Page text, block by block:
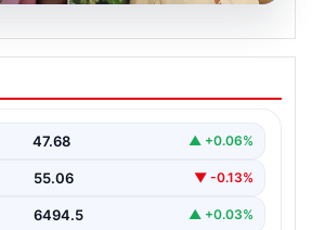
şok olay! Babası suç
‘Kızımla reşit
47.68 ▲ +0.06%
55.06 ▼ -0.13%
6494.5 ▲ +0.03%